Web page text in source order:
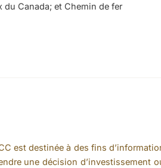
Canada; et Chemin de fer
est destinée à des fins
une décision d’investissement